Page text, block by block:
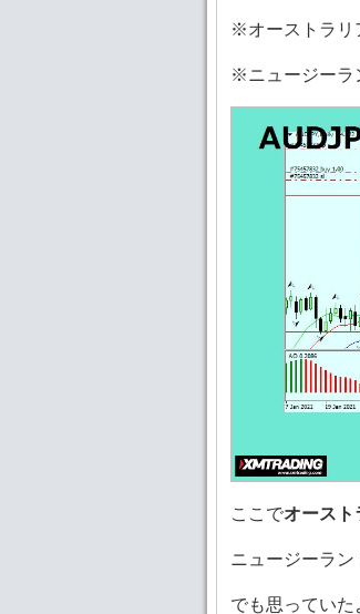
※オーストラリ
※ニュージーラ
ここでオースト
ニュージーラン
でも思っていた